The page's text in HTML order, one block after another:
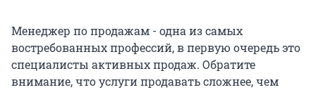
Менеджер по продажам - одна из самых
востребованных профессий, в первую очередь это
специалисты активных продаж. Обратите
внимание, что услуги продавать сложнее, чем